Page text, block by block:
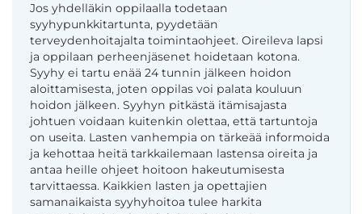
Jos yhdelläkin oppilaalla todetaan
syyhypunkkitartunta, pyydetään
terveydenhoitajalta toimintaohjeet. Oireileva lapsi
ja oppilaan perheenjäsenet hoidetaan kotona.
Syyhy ei tartu enää 24 tunnin jälkeen hoidon
aloittamisesta, joten oppilas voi palata kouluun
hoidon jälkeen. Syyhyn pitkästä itämisajasta
johtuen voidaan kuitenkin olettaa, että tartuntoja
on useita. Lasten vanhempia on tärkeää informoida
ja kehottaa heitä tarkkailemaan lastensa oireita ja
antaa heille ohjeet hoitoon hakeutumisesta
tarvittaessa. Kaikkien lasten ja opettajien
samanaikaista syyhyhoitoa tulee harkita